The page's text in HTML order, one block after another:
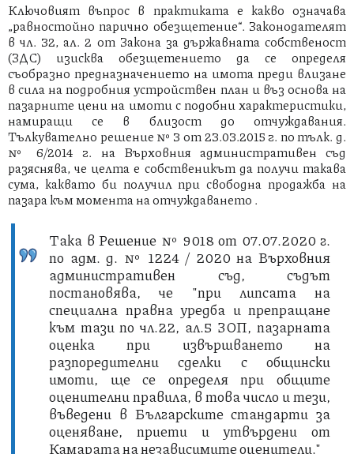
Ключовият въпрос в практиката е какво означава
„равностойно парично обезщетение“. Законодателят
в чл. 32, ал. 2 от Закона за държавната собственост
(ЗДС) изисква обезщетението да се определя
съобразно предназначението на имота преди влизане
в сила на подробния устройствен план и въз основа на
пазарните цени на имоти с подобни характеристики,
намиращи се в близост до отчуждавания.
Тълкувателно решение № 3 от 23.03.2015 г. по тълк. д.
№ 6/2014 г. на Върховния административен съд
разяснява, че целта е собственикът да получи такава
сума, каквато би получил при свободна продажба на
пазара към момента на отчуждаването .
Така в Решение № 9018 от 07.07.2020 г.
по адм. д. № 1224 / 2020 на Върховния
административен съд, съдът
постановява, че "при липсата на
специална правна уредба и препращане
към тази по чл.22, ал.5 ЗОП, пазарната
оценка при извършването на
разпоредителни сделки с общински
имоти, ще се определя при общите
оценителни правила, в това число и тези,
въведени в Българските стандарти за
оценяване, приети и утвърдени от
Камарата на независимите оценители."